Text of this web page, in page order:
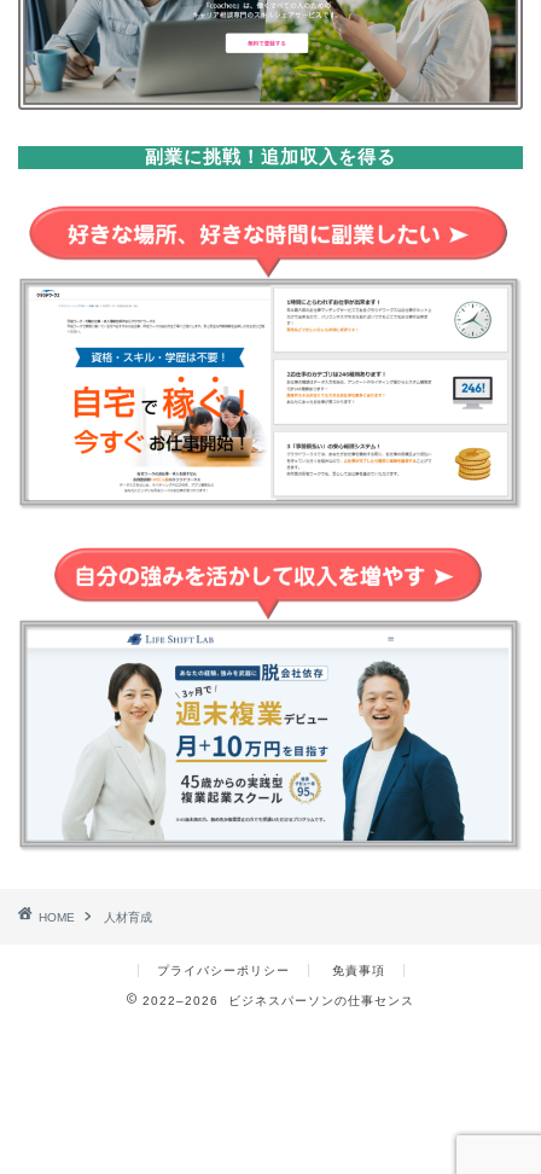
副業に挑戦！追加収入を得る
HOME 人材育成
プライバシーポリシー 免責事項
2022–2026 ビジネスパーソンの仕事センス